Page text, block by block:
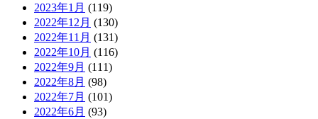
2023年1月 (119)
2022年12月 (130)
2022年11月 (131)
2022年10月 (116)
2022年9月 (111)
2022年8月 (98)
2022年7月 (101)
2022年6月 (93)